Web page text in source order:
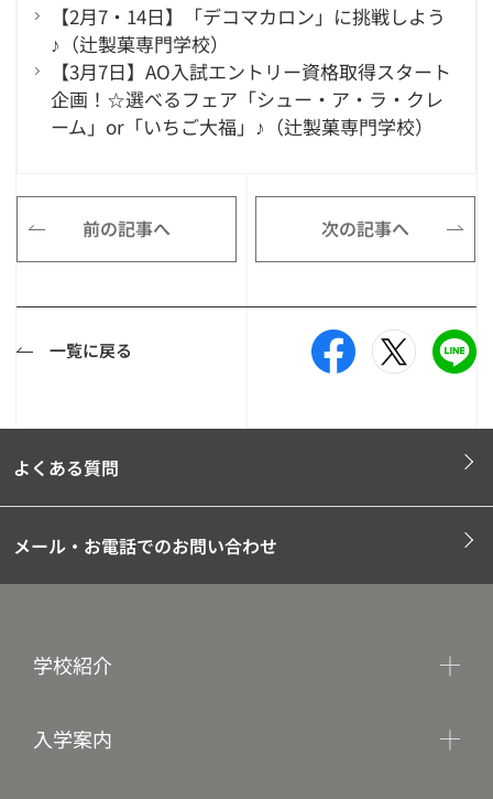
【2月7・14日】「デコマカロン」に挑戦しよう
♪（辻製菓専門学校）
【3月7日】AO入試エントリー資格取得スタート
企画！☆選べるフェア「シュー・ア・ラ・クレ
ーム」or「いちご大福」♪（辻製菓専門学校）
前の記事へ 次の記事へ
一覧に戻る
よくある質問
メール・お電話でのお問い合わせ
学校紹介
入学案内